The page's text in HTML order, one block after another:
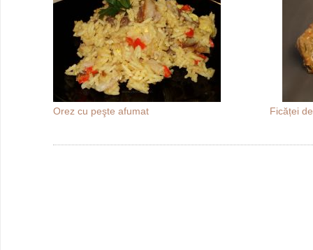
Orez cu peşte afumat Ficăței